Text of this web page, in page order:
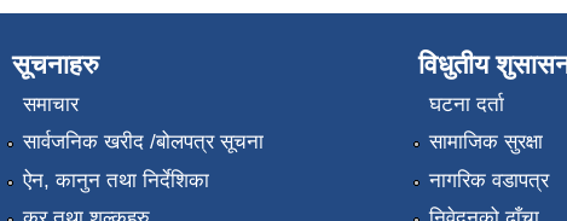
सूचनाहरु
समाचार
सार्वजनिक खरीद /बोलपत्र सूचना
ऐन, कानुन तथा निर्देशिका
विधुतीय
घटना दर्ता
सामाजिक सुरक्षा
नागरिक वडापत्र